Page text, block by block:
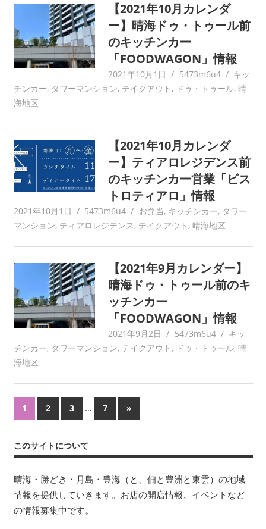
【2021年10月カレンダ
ー】晴海ドゥ・トゥール前
のキッチンカー
「FOODWAGON」情報
2021年10月1日 5473m6u4
キッ
チンカー, タワーマンション, テイクアウト , ドゥ・トゥール, 晴
海地区
【2021年10月カレンダ
ー】ティアロレジデンス前
のキッチンカー営業「ビス
トロティアロ」情報
2021年10月1日 5473m6u4 お弁当, キッチンカー, タワー
マンション, ティアロレジテンス, テイクアウト , 晴海地区
【2021年9月カレンダー】
晴海ドゥ・トゥール前のキ
ッチンカー
「FOODWAGON」情報
2021年9月2日 5473m6u4
キッ
チンカー, タワーマンション, テイクアウト , ドゥ・トゥール, 晴
海地区
投
ナ
ビ
ゲ
1 2 3 … 7
次
の
»
このサイトについて
晴海・勝どき・月島・豊海（と、佃と豊洲と東雲）の地域
情報を提供していきます。お店の開店情報、イベントなど
の情報募集中です。